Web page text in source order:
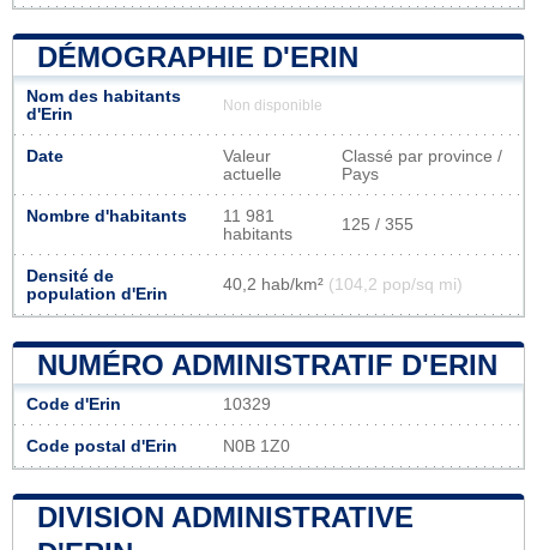
DÉMOGRAPHIE D'ERIN
Nom des habitants
d'Erin
Non disponible
Date
Valeur
actuelle
Classé par province /
Pays
Nombre d'habitants
11 981
habitants
125 / 355
Densité de
population d'Erin
40,2 hab/km² (104,2 pop/sq mi)
NUMÉRO ADMINISTRATIF D'ERIN
Code d'Erin 10329
Code postal d'Erin N0B 1Z0
DIVISION ADMINISTRATIVE